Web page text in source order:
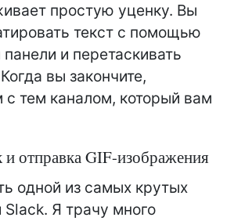
простую уценку. Вы
текст с помощью
и перетаскивать
вы закончите,
с тем каналом, который вам
отправка GIF-изображения
одной из самых крутых
Я трачу много